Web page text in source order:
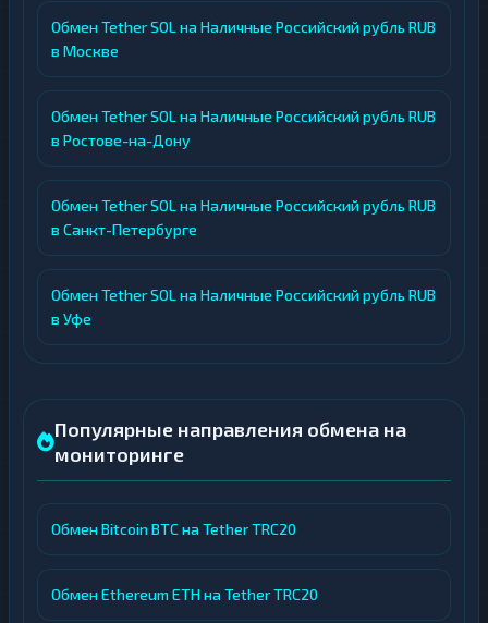
Обмен Tether SOL на Наличные Российский рубль RUB
в Москве
Обмен Tether SOL на Наличные Российский рубль RUB
в Ростове-на-Дону
Обмен Tether SOL на Наличные Российский рубль RUB
в Санкт-Петербурге
Обмен Tether SOL на Наличные Российский рубль RUB
в Уфе
Популярные направления обмена на
мониторинге
Обмен Bitcoin BTC на Tether TRC20
Обмен Ethereum ETH на Tether TRC20